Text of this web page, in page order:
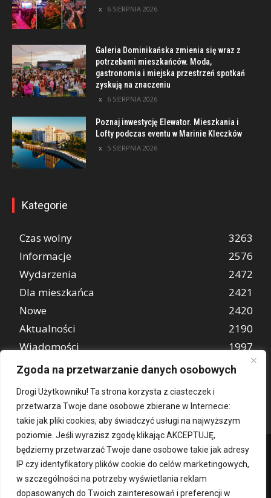
Zgoda na przetwarzanie danych osobowych
Drogi Użytkowniku! Ta strona korzysta z ciasteczek i
przetwarza Twoje dane osobowe zbierane w Internecie:
takie jak pliki cookies, aby świadczyć usługi na najwyższym
poziomie. Jeśli wyrazisz zgodę klikając AKCEPTUJĘ,
będziemy przetwarzać Twoje dane osobowe takie jak adresy
IP czy identyfikatory plików cookie do celów marketingowych,
w szczególności na potrzeby wyświetlania reklam
dopasowanych do Twoich zainteresowań i preferencji w
6 SIERPNIA 2026
Galeria Dominikańska zmienia się wraz z
potrzebami mieszkańców. Moda,
gastronomia i miejska przestrzeń spotkań
zyskują na znaczeniu
6 SIERPNIA 2026
Poznaj inwestycję Elewator. Mieszkania i
Lofty podczas eventu w Marinie Kleczków
5 SIERPNIA 2026
Kategorie
Czas wolny
3263
Informacje
2576
Wydarzenia
2472
Dla mieszkańca
2421
Nowe
2420
Aktualności
2190
Wiadomości
1997
REKLAMA
849